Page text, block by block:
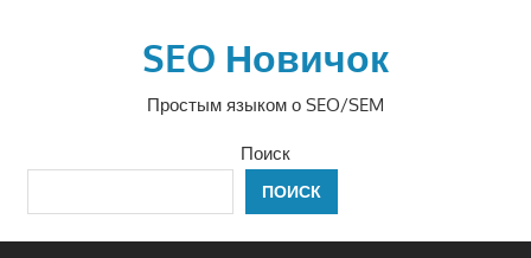
SEO Новичок
Простым языком о SEO/SEM
Поиск
ПОИСК